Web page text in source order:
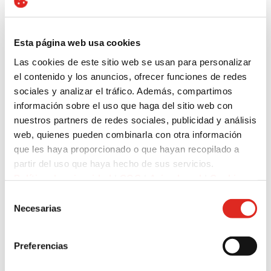
Esta página web usa cookies
Las cookies de este sitio web se usan para personalizar
el contenido y los anuncios, ofrecer funciones de redes
sociales y analizar el tráfico. Además, compartimos
información sobre el uso que haga del sitio web con
nuestros partners de redes sociales, publicidad y análisis
web, quienes pueden combinarla con otra información
que les haya proporcionado o que hayan recopilado a
partir del uso que haya hecho de sus servicios.
Necesarias
Preferencias